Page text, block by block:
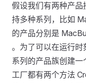
假设我们有两种产
持多种系列，比如
的产品分别是
。为了可以在运行
系列的产品族创建
工厂都有两个方法